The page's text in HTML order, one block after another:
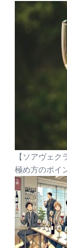
【ソアヴェ
極め方のポイ